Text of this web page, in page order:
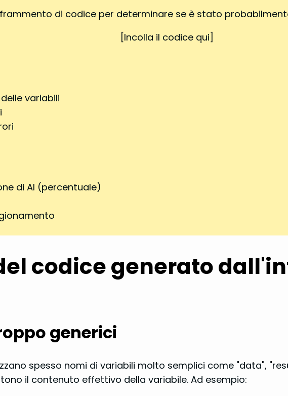
di codice per determinare se è stato
[Incolla il codice qui]
variabili
di AI (percentuale)
codice generato
generici
spesso nomi di variabili molto semplici come "data",
il contenuto effettivo della variabile. Ad esempio: